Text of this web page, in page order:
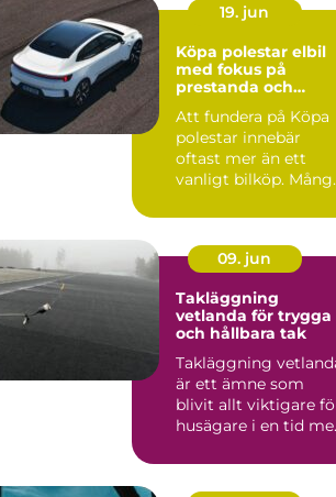
19. jun
Köpa polestar elbil
med fokus på
prestanda och
Att fundera på Köpa
polestar innebär
oftast mer än ett
vanligt bilköp.
...
09. jun
Takläggning
vetlanda för trygga
och hållbara tak
Takläggning
är ett ämne som
blivit allt viktigare
husägare i en tid